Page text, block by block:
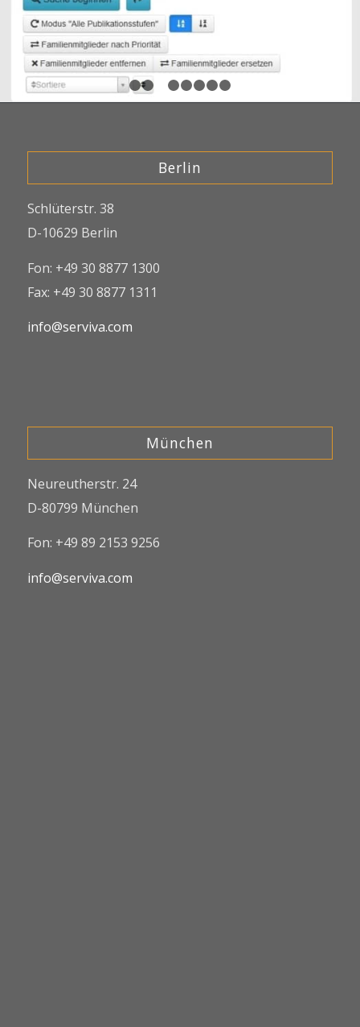
1 2
Berlin
Schlüterstr. 38
D-10629 Berlin
Fon: +49 30 8877 1300
Fax: +49 30 8877 1311
info@serviva.com
München
Neureutherstr. 24
D-80799 München
Fon: +49 89 2153 9256
info@serviva.com